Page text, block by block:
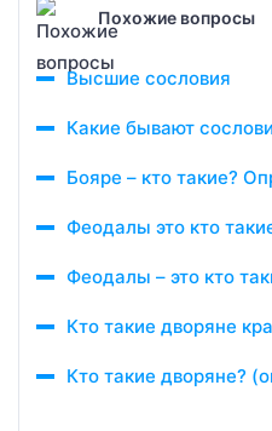
Похожие вопросы
Высшие сословия
Какие бывают
Бояре – кто такие?
Феодалы это кто
Феодалы – это кто
Кто такие дворяне
Кто такие дворяне?